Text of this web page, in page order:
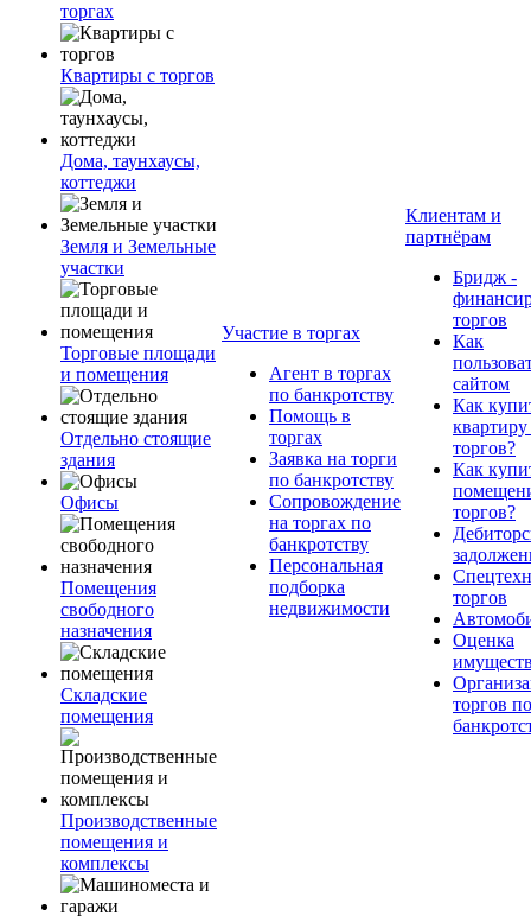
торгах
Квартиры с торгов
Дома, таунхаусы,
коттеджи
Земля и Земельные
участки
Торговые площади
и помещения
Отдельно стоящие
здания
Офисы
Помещения
свободного
назначения
Складские
помещения
Производственные
помещения и
комплексы
Участие в торгах
Агент в торгах
по банкротству
Помощь в
торгах
Заявка на торги
по банкротству
Сопровождение
на торгах по
банкротству
Персональная
подборка
недвижимости
Клиентам и
партнёрам
Бридж -
торгов
Как
сайтом
Как
квартиру
торгов?
Как
торгов?
торгов
Оценка
торгов по